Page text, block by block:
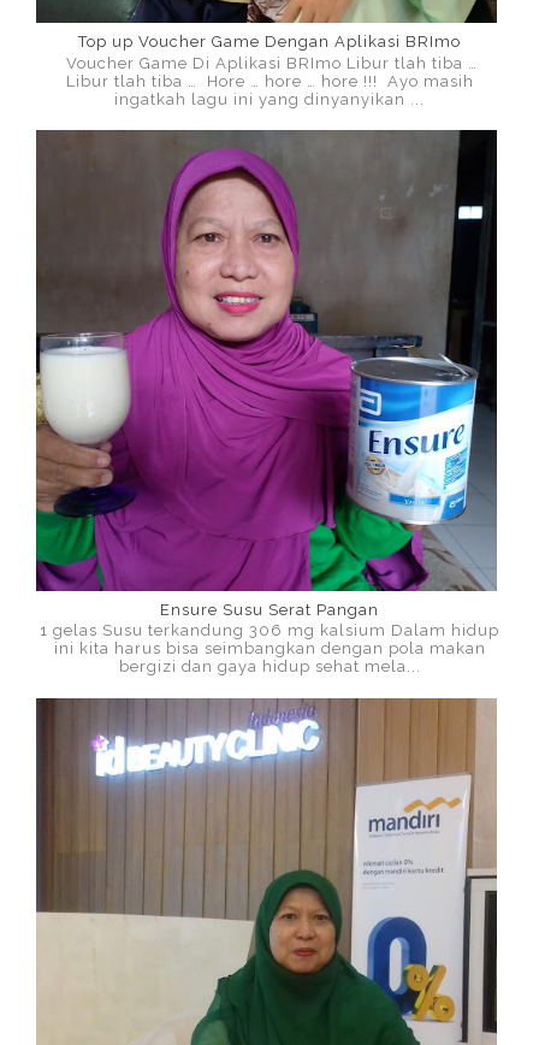
Top up Voucher Game Dengan Aplikasi BRImo
Voucher Game Di Aplikasi BRImo Libur tlah tiba …
Libur tlah tiba … Hore … hore … hore !!! Ayo masih
ingatkah lagu ini yang dinyanyikan ...
Ensure Susu Serat Pangan
1 gelas Susu terkandung 306 mg kalsium Dalam hidup
ini kita harus bisa seimbangkan dengan pola makan
bergizi dan gaya hidup sehat mela...